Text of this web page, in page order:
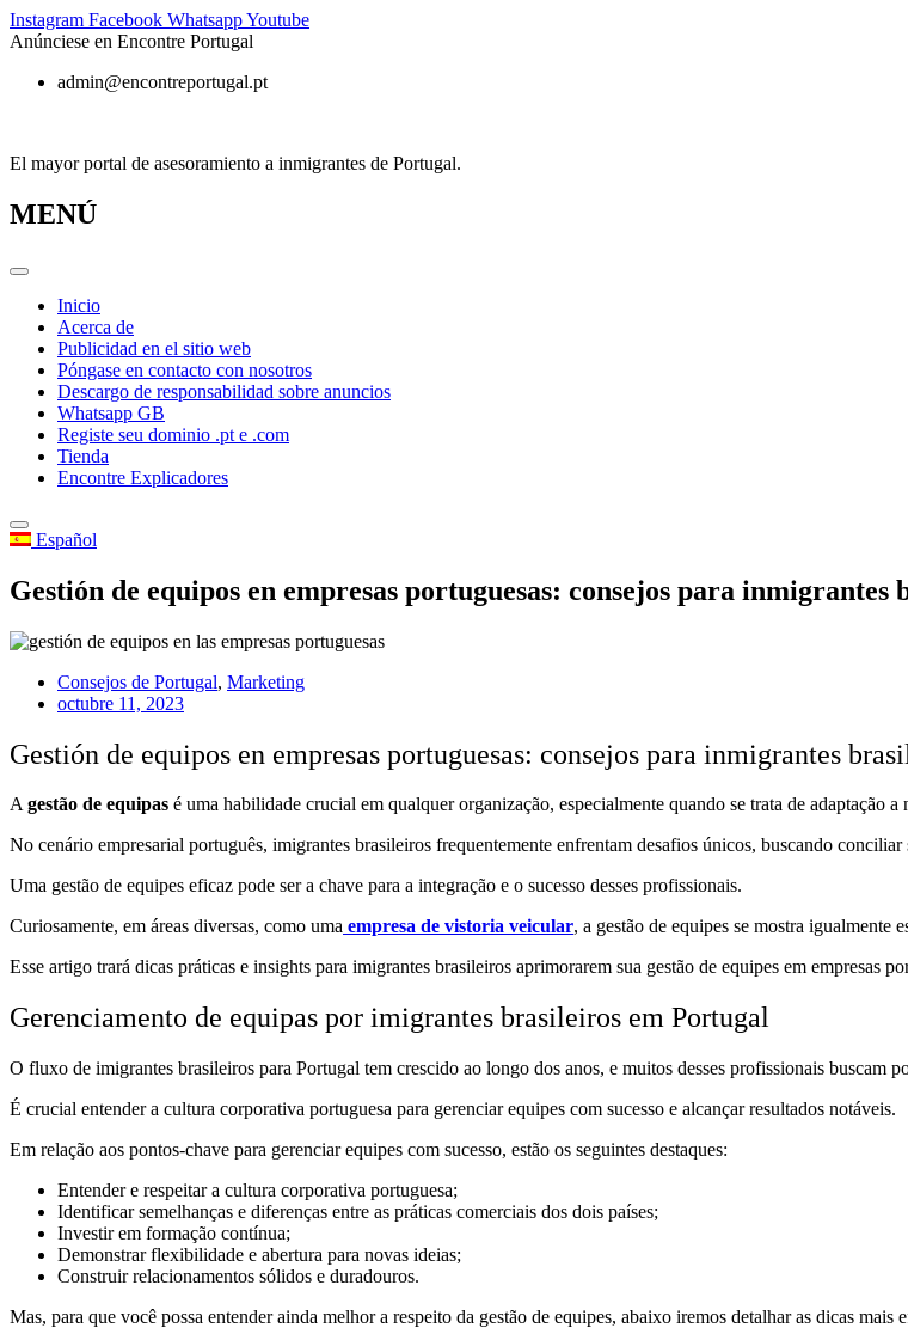
Ir
al
Instagram Facebook WhatsappYoutube
Anúnciese en Encontre Portugal
admin@encontreportugal.pt
El mayor portal de asesoramiento a inmigrantes de Portugal.
MENÚ
Inicio
Acerca de
Publicidad en el sitio web
Póngase en contacto con nosotros
Descargo de responsabilidad sobre anuncios
Whatsapp GB
Registe seu dominio .pt e .com
Tienda
Encontre Explicadores
Español
Gestión de equipos en empresas portuguesas: consejos para inmigrantes
Consejos de Portugal, Marketing
octubre 11, 2023
Gestión de equipos en empresas portuguesas: consejos para inmigrantes
Agestão de equipas é uma habilidade crucial em qualquer organização, especialmente quando se trata de adaptação a
No cenário empresarial português, imigrantes brasileiros frequentemente enfrentam desafios únicos, buscando conciliar
Uma gestão de equipes eficaz pode ser a chave para a integração e o sucesso desses profissionais.
Curiosamente, em áreas diversas, como uma empresa de vistoria veicular, a gestão de equipes se mostra igualmente
Esse artigo trará dicas práticas e insights para imigrantes brasileiros aprimorarem sua gestão de equipes em empresas
Gerenciamento de equipas por imigrantes brasileiros em Portugal
O fluxo de imigrantes brasileiros para Portugal tem crescido ao longo dos anos, e muitos desses profissionais buscam
É crucial entender a cultura corporativa portuguesa para gerenciar equipes com sucesso e alcançar resultados notáveis.
Em relação aos pontos-chave para gerenciar equipes com sucesso, estão os seguintes destaques:
Entender e respeitar a cultura corporativa portuguesa;
Identificar semelhanças e diferenças entre as práticas comerciais dos dois países;
Investir em formação contínua;
Demonstrar flexibilidade e abertura para novas ideias;
Construir relacionamentos sólidos e duradouros.
Mas, para que você possa entender ainda melhor a respeito da gestão de equipes, abaixo iremos detalhar as dicas mais